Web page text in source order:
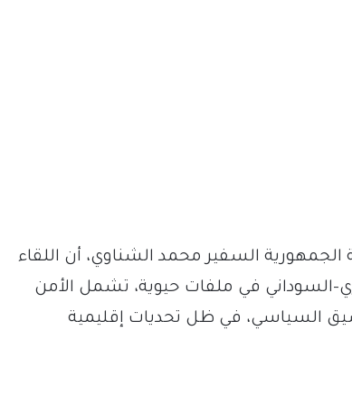
السفير محمد الشناوي، أن اللقاء
السوداني في ملفات حيوية، تشمل الأمن
السياسي، في ظل تحديات إقليمية